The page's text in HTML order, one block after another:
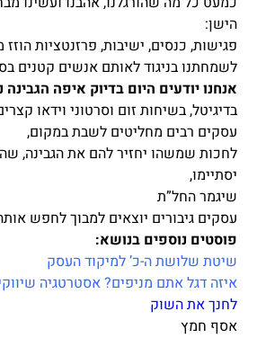
הישן:
פגישות, כנסים, ישיבות, פרזנטציות
לשמחתנו בניגוד לאותם אנשים קטנים
אנחנו יודעים היום בדיוק איפה
בדיגיטל, בשיחות זום וסרטוני וידאו
עסקים רבים מחליטים לשבת במקום,
לחכות שמשהו יחזיר להם את הגבינה,
יסתיימו,
שיגמר החל”ת
עסקים גיבורים יוצאים למבוך לחפש
פוסטים נוספים בנושא:
שיטת שלושת ה-כ’ למיקוד העסק
איזה דגל אתם מניפים? אסטרטגיה
לחנך את השוק
אסף חמץ